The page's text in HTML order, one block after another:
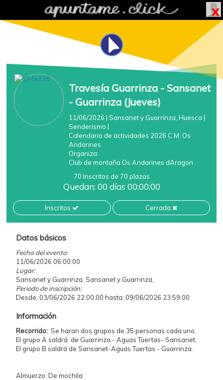
Travesía Guarrinza - Sansanet
- Guarrinza (Jueves)
11/06/2026 | Sansanet y Guarrinza, Huesca |
Senderismo |
Calendario de actividades 2026 C.M. Os
Andarines
Organiza:
Club de montaña Os Andarines dAragon
70 Inscritos de 70 plazas
Quedan: 00 días 00:00:00
Inscritos Cerrada
Datos básicos
Fecha del evento:
11/06/2026 06:00:00
Lugar:
Sansanet y Guarrinza, Sansanet y Guarrinza,
Periodo de inscripción:
Desde: 03/06/2026 22:00:00 hasta: 09/06/2026 23:59:00
Información
Recorrido: Se haran dos grupos de 35 personas cada uno.
El grupo A saldrá de Guarrinza - Aguas Tuertas- Sansanet.
El grupo B saldrá de Sansanet-Aguas Tuertas - Guarrinza.
Almuerzo: De mochila